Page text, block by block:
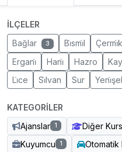
İLÇELER
Bağlar
3 Bi̇smi̇l Çermi̇k
Ergani̇
Hani̇ Hazro
Li̇ce
Si̇lvan Sur
KATEGORILER
Ajanslar
1 Diğer
Kuyumcu 1 Otomatik